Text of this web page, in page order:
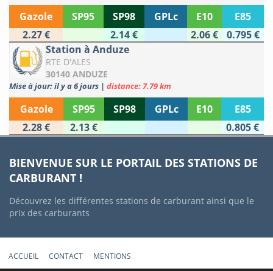
Gazole SP95 SP98 GPLc E10
E85
2.27 €
2.14 € 2.06 €
0.795 €
Station à Anduze
RTE D'ALES
30140 ANDUZE
Mise à jour: il y a 6 jours | distance: 7.79 km
Gazole SP95 SP98 GPLc E10
E85
2.28 €
2.13 € 0.805 €
BIENVENUE SUR LE PORTAIL DES STATIONS DE
CARBURANT !
Découvrez les différentes stations de carburant ainsi que le
prix des carburants
ACCUEIL CONTACT MENTIONS